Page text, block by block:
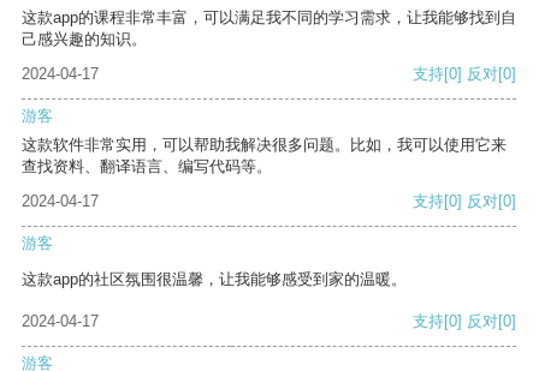
这款app的课程非常丰富，可以满足我不同的学习需求，让我能够找到自
己感兴趣的知识。
2024-04-17
支持[0] 反对[0]
游客
这款软件非常实用，可以帮助我解决很多问题。比如，我可以使用它来
查找资料、翻译语言、编写代码等。
2024-04-17
支持[0] 反对[0]
游客
这款app的社区氛围很温馨，让我能够感受到家的温暖。
2024-04-17 支持[0] 反对[0]
游客